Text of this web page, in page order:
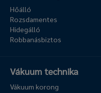
Hőálló
Rozsdamentes
Hidegálló
Robbanásbiztos
Vákuum technika
Vákuum korong